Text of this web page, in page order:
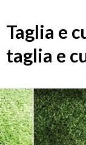
Taglia e
taglia e